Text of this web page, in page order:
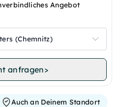
Angebot
(Chemnitz)
anfragen>
Auch an Deinem Standort